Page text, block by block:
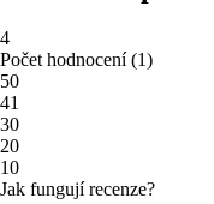
4
Počet hodnocení(1)
50
41
30
20
10
Jak fungují recenze?